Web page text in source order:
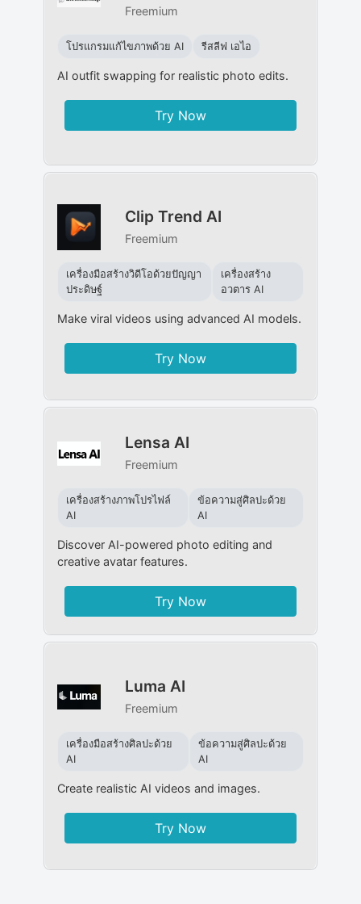
Freemium
โปรแกรมแก้ไขภาพด้วย AI รีสลีฟ เอไอ
AI outfit swapping for realistic photo edits.
Try Now
Clip Trend AI
Freemium
เครื่องมือสร้างวิดีโอด้วยปัญญา
ประดิษฐ์
เครื่องสร้าง
อวตาร AI
Make viral videos using advanced AI models.
Try Now
Lensa AI
Freemium
เครื่องสร้างภาพโปรไฟล์
AI
ข้อความสู่ศิลปะด้วย
AI
Discover AI-powered photo editing and
creative avatar features.
Try Now
Luma AI
Freemium
เครื่องมือสร้างศิลปะด้วย
AI
ข้อความสู่ศิลปะด้วย
AI
Create realistic AI videos and images.
Try Now